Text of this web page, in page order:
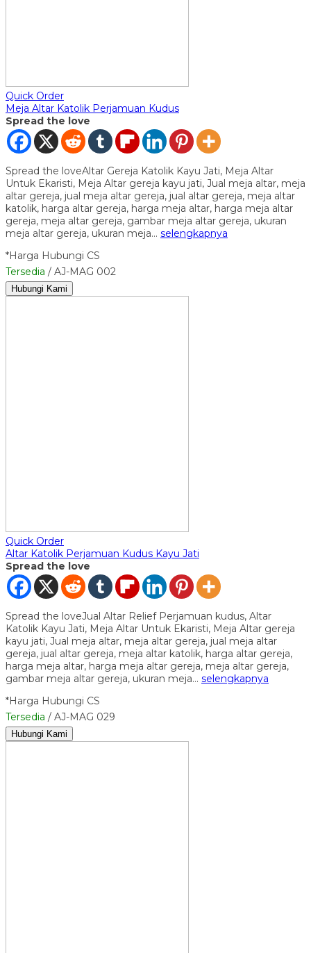
Quick Order
Meja Altar Katolik Perjamuan Kudus
Spread the love
Spread the loveAltar Gereja Katolik Kayu Jati, Meja Altar
Untuk Ekaristi, Meja Altar gereja kayu jati, Jual meja altar, meja
altar gereja, jual meja altar gereja, jual altar gereja, meja altar
katolik, harga altar gereja, harga meja altar, harga meja altar
gereja, meja altar gereja, gambar meja altar gereja, ukuran
meja altar gereja, ukuran meja… selengkapnya
*Harga Hubungi CS
Tersedia / AJ-MAG 002
Hubungi Kami
Quick Order
Altar Katolik Perjamuan Kudus Kayu Jati
Spread the love
Spread the loveJual Altar Relief Perjamuan kudus, Altar
Katolik Kayu Jati, Meja Altar Untuk Ekaristi, Meja Altar gereja
kayu jati, Jual meja altar, meja altar gereja, jual meja altar
gereja, jual altar gereja, meja altar katolik, harga altar gereja,
harga meja altar, harga meja altar gereja, meja altar gereja,
gambar meja altar gereja, ukuran meja… selengkapnya
*Harga Hubungi CS
Tersedia / AJ-MAG 029
Hubungi Kami